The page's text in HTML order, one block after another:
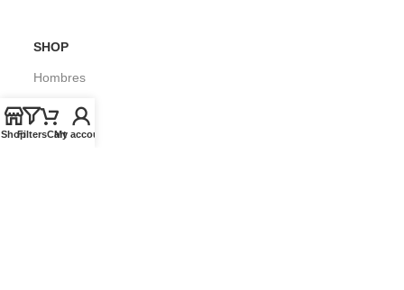
SHOP
Hombres
Mujeres
Niños
ShopFiltersCart
My account